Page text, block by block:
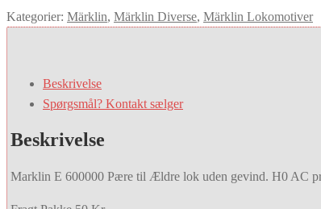
Kategorier: Märklin, Märklin Diverse, Märklin Lokomotiver
Beskrivelse
Spørgsmål? Kontakt sælger
Beskrivelse
Marklin E 600000 Pære til Ældre lok uden gevind. H0 AC